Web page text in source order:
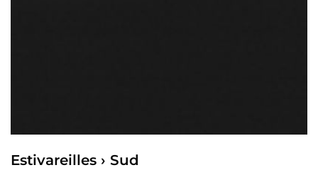
Estivareilles › Sud